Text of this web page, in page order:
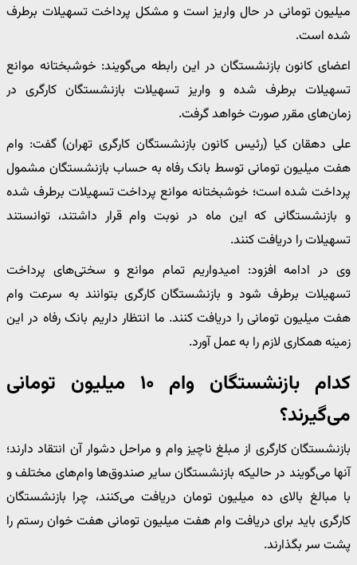
میلیون تومانی در حال واریز است و مشکل پرداخت تسهیلات برطرف
شده است.
اعضای کانون بازنشستگان در این رابطه می‌گویند: خوشبختانه موانع
تسهیلات برطرف شده و واریز تسهیلات بازنشستگان کارگری در
زمان‌های مقرر صورت خواهد گرفت.
علی دهقان کیا (رئیس کانون بازنشستگان کارگری تهران) گفت: وام
هفت میلیون تومانی توسط بانک رفاه به حساب بازنشستگان مشمول
پرداخت شده است؛ خوشبختانه موانع پرداخت تسهیلات برطرف شده
و بازنشستگانی که این ماه در نوبت وام قرار داشتند، توانستند
تسهیلات را دریافت کنند.
وی در ادامه افزود: امیدواریم تمام موانع و سختی‌های پرداخت
تسهیلات برطرف شود و بازنشستگان کارگری بتوانند به سرعت وام
هفت میلیون تومانی را دریافت کنند. ما انتظار داریم بانک رفاه در این
زمینه همکاری لازم را به عمل آورد.
کدام بازنشستگان وام ۱۰ میلیون تومانی
می‌گیرند؟
بازنشستگان کارگری از مبلغ ناچیز وام و مراحل دشوار آن انتقاد دارند؛
آنها می‌گویند در حالیکه بازنشستگان سایر صندوق‌ها وام‌های مختلف و
با مبالغ بالای ده میلیون تومان دریافت می‌کنند، چرا بازنشستگان
کارگری باید برای دریافت وام هفت میلیون تومانی هفت خوان رستم را
پشت سر بگذارند.